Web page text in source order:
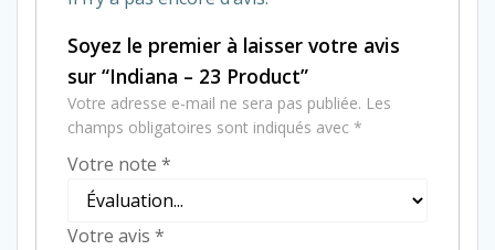
Soyez le premier à laisser votre avis
sur “Indiana – 23 Product”
Votre adresse e-mail ne sera pas publiée. Les
champs obligatoires sont indiqués avec *
Votre note *
Votre avis *